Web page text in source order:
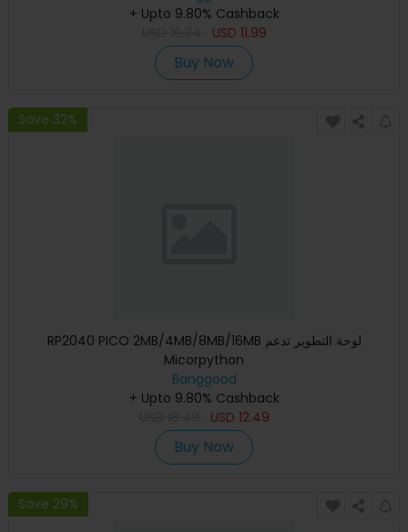
+ Upto 9.80% Cashback
USD 11.99
Buy Now
Save 32%
RP2040 PICO 2MB/4MB/8MB/16MB لوحة التطوير تدعم
Micorpython
Banggood
+ Upto 9.80% Cashback
USD 12.49
Buy Now
Save 29%